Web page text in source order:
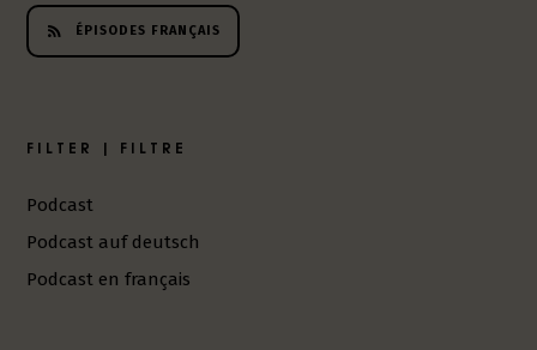
r
P
d
c
ÉPISODES FRANÇAIS
FILTER | FILTRE
Podcast
Podcast auf deutsch
Podcast en français